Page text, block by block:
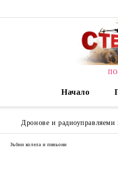
Начало
Дронове и радиоуправляеми
Зъбни колела и пиньони